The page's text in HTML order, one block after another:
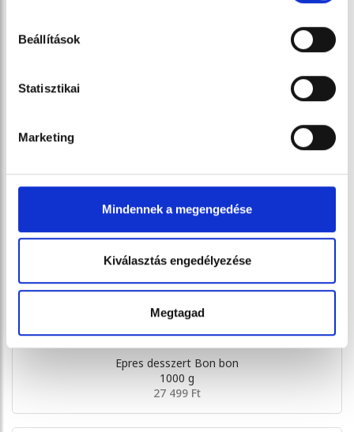
Beállítások
Statisztikai
Marketing
Mindennek a megengedése
Kiválasztás engedélyezése
Megtagad
Epres desszert Bon bon
1000 g
27 499 Ft